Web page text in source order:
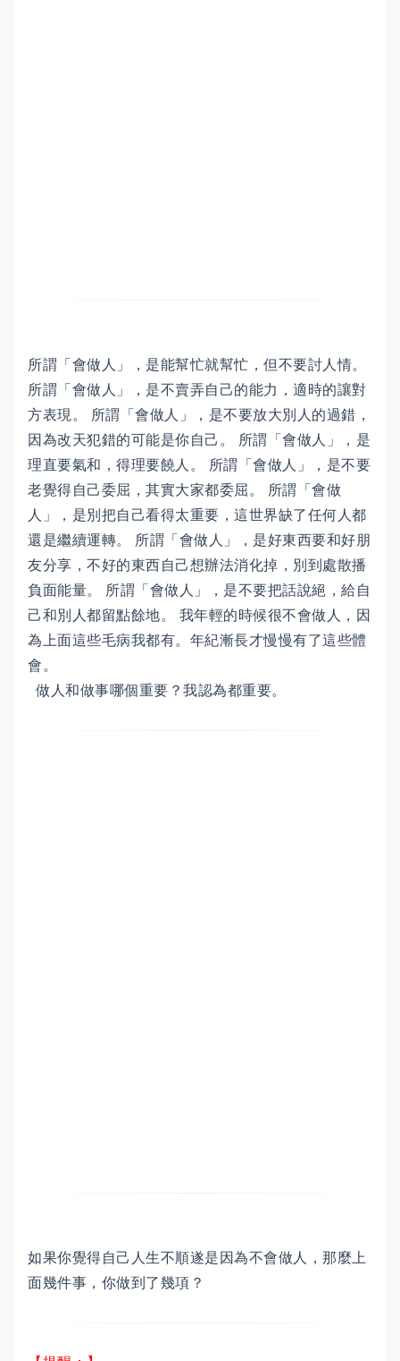
所謂「會做人」，是能幫忙就幫忙，但不要討人情。
所謂「會做人」，是不賣弄自己的能力，適時的讓對
方表現。 所謂「會做人」，是不要放大別人的過錯，
因為改天犯錯的可能是你自己。 所謂「會做人」，是
理直要氣和，得理要饒人。 所謂「會做人」，是不要
老覺得自己委屈，其實大家都委屈。 所謂「會做
人」，是別把自己看得太重要，這世界缺了任何人都
還是繼續運轉。 所謂「會做人」，是好東西要和好朋
友分享，不好的東西自己想辦法消化掉，別到處散播
負面能量。 所謂「會做人」，是不要把話說絕，給自
己和別人都留點餘地。 我年輕的時候很不會做人，因
為上面這些毛病我都有。年紀漸長才慢慢有了這些體
會。
做人和做事哪個重要？我認為都重要。
如果你覺得自己人生不順遂是因為不會做人，那麼上
面幾件事，你做到了幾項？